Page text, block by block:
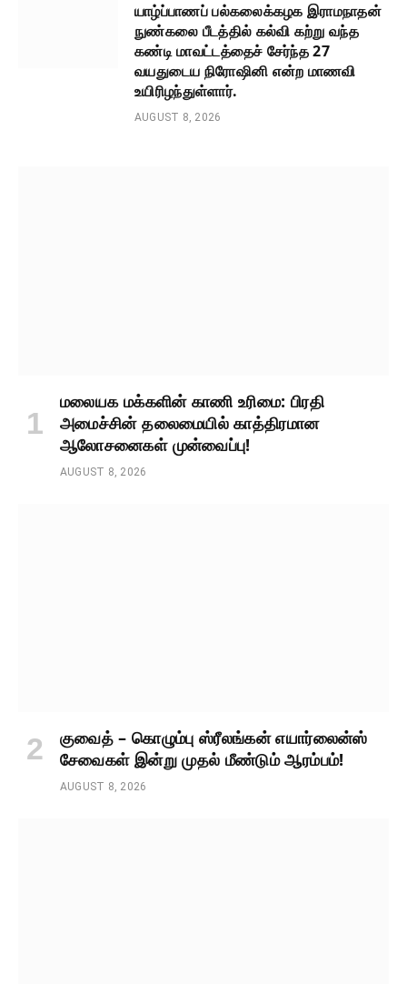
யாழ்ப்பாணப் பல்கலைக்கழக இராமநாதன்
நுண்கலை பீடத்தில் கல்வி கற்று வந்த
கண்டி மாவட்டத்தைச் சேர்ந்த 27
வயதுடைய நிரோஷினி என்ற மாணவி
உயிரிழந்துள்ளார்.
AUGUST 8, 2026
மலையக மக்களின் காணி உரிமை: பிரதி
அமைச்சின் தலைமையில் காத்திரமான
ஆலோசனைகள் முன்வைப்பு!
AUGUST 8, 2026
குவைத் – கொழும்பு ஸ்ரீலங்கன் எயார்லைன்ஸ்
சேவைகள் இன்று முதல் மீண்டும் ஆரம்பம்!
AUGUST 8, 2026